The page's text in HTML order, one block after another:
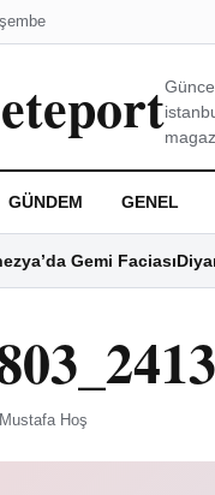
GÜNDEM GENEL
Gemi Faciası
Mustafa Hoş